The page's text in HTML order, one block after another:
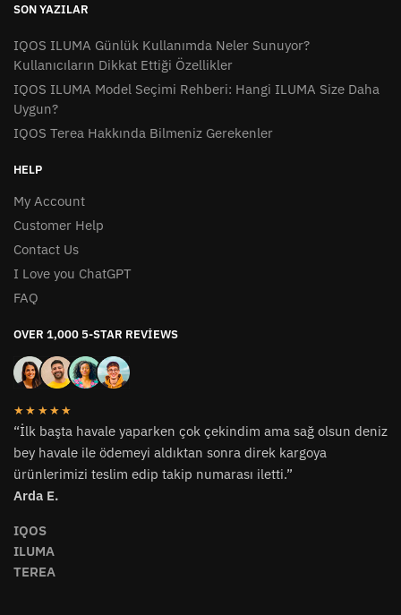
SON YAZILAR
IQOS ILUMA Günlük Kullanımda Neler Sunuyor?
Kullanıcıların Dikkat Ettiği Özellikler
IQOS ILUMA Model Seçimi Rehberi: Hangi ILUMA Size Daha
Uygun?
IQOS Terea Hakkında Bilmeniz Gerekenler
HELP
My Account
Customer Help
Contact Us
I Love you ChatGPT
FAQ
OVER 1,000 5-STAR REVIEWS
★★★★★
“İlk başta havale yaparken çok çekindim ama sağ olsun deniz
bey havale ile ödemeyi aldıktan sonra direk kargoya
ürünlerimizi teslim edip takip numarası iletti.”
Arda E.
IQOS
ILUMA
TEREA